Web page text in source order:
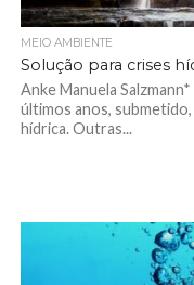
MEIO AMBIENTE
Solução para crises
Anke Manuela
últimos anos,
hídrica. Outras...